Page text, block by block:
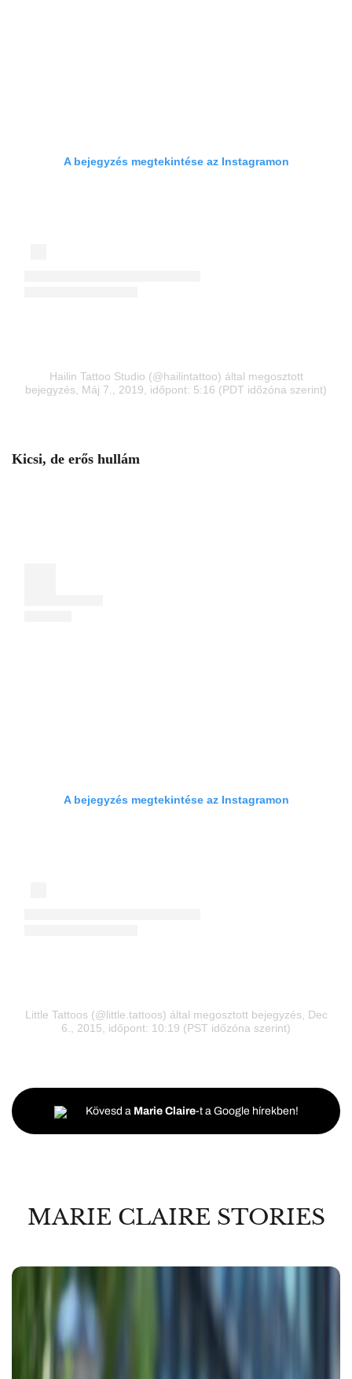
A bejegyzés megtekintése az Instagramon
Hailin Tattoo Studio (@hailintattoo) által megosztott
bejegyzés, Máj 7., 2019, időpont: 5:16 (PDT időzóna szerint)
Kicsi, de erős hullám
A bejegyzés megtekintése az Instagramon
Little Tattoos (@little.tattoos) által megosztott bejegyzés, Dec
6., 2015, időpont: 10:19 (PST időzóna szerint)
Kövesd a Marie Claire-t a Google hírekben!
MARIE CLAIRE STORIES